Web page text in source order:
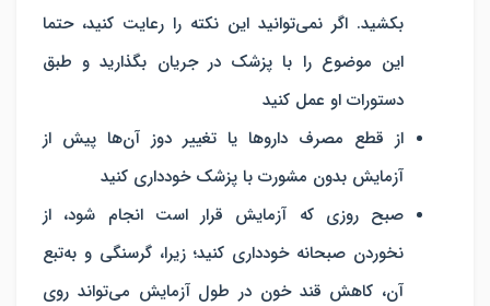
بکشید. اگر نمی‌توانید این نکته را رعایت کنید، حتما
این موضوع را با پزشک در جریان بگذارید و طبق
دستورات او عمل کنید
از قطع مصرف داروها یا تغییر دوز آن‌ها پیش از
آزمایش بدون مشورت با پزشک خودداری کنید
صبح روزی که آزمایش قرار است انجام شود، از
نخوردن صبحانه خودداری کنید؛ زیرا، گرسنگی و به‌تبع
آن، کاهش قند خون در طول آزمایش می‌تواند روی